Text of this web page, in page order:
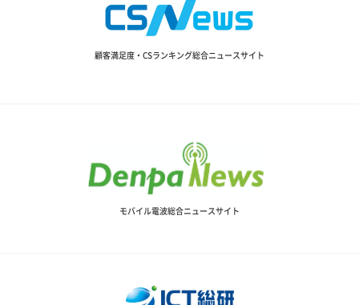
顧客満足度・CSランキング総合ニュースサイト
モバイル電波総合ニュースサイト